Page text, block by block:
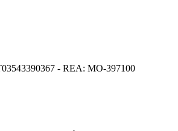
- REA: MO-397100